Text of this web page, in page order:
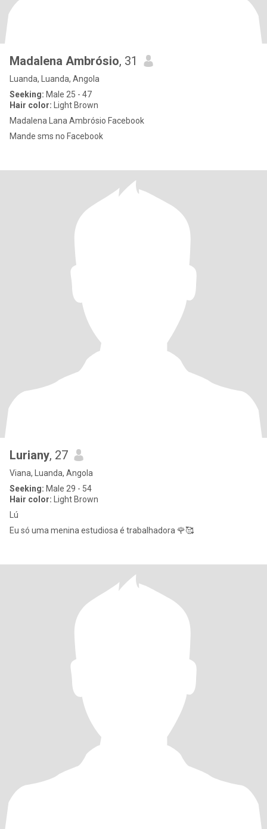
Madalena Ambrósio, 31
Luanda, Luanda, Angola
Seeking: Male 25 - 47
Hair color: Light Brown
Madalena Lana Ambrósio Facebook
Mande sms no Facebook
Luriany, 27
Viana, Luanda, Angola
Seeking: Male 29 - 54
Hair color: Light Brown
Lú
Eu só uma menina estudiosa é trabalhadora 🌹🥰